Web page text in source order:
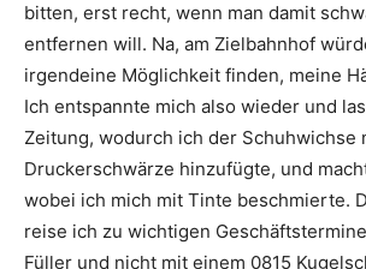
bitten, erst recht, wenn man damit
entfernen will. Na, am Zielbahnhof
irgendeine Möglichkeit finden, meine
Ich entspannte mich also wieder und
Zeitung, wodurch ich der Schuhwichse
Druckerschwärze hinzufügte, und
wobei ich mich mit Tinte beschmierte.
reise ich zu wichtigen
Füller und nicht mit einem 0815